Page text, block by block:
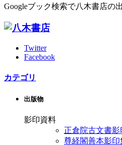
Googleブック検索で八木書店の
Twitter
Facebook
カテゴリ
出版物
影印資料
正倉院古文書影
尊経閣善本影印